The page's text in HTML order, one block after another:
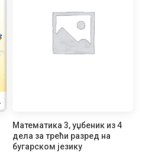
Математика 3, уџбеник из 4
дела за трећи разред на
бугарском језику